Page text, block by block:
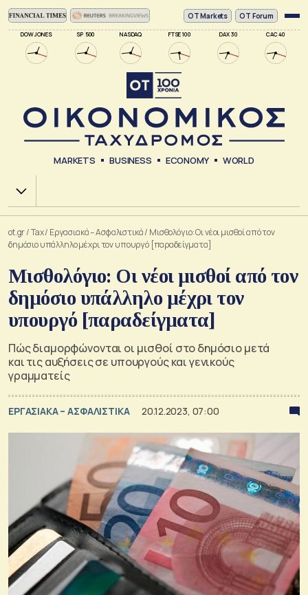
DOW JONES SP 500 NASDAQ FTSE 100 DAX 30 CAC 40
ΟΤ Markets OT Forum
MARKETS BUSINESS ECONOMY WORLD
Χ.Α.
ot.gr/Tax/ Εργασιακά – Ασφαλιστικά/ Μισθολόγιο: Οι νέοι μισθοί από τον
δημόσιο υπάλληλο μέχρι τον υπουργό [παραδείγματα]
Μισθολόγιο: Οι νέοι μισθοί από τον
δημόσιο υπάλληλο μέχρι τον
υπουργό [παραδείγματα]
Πώς διαμορφώνονται οι μισθοί στο δημόσιο μετά
και τις αυξήσεις σε υπουργούς και γενικούς
γραμματείς
ΕΡΓΑΣΙΑΚΑ – ΑΣΦΑΛΙΣΤΙΚΑ 20.12.2023, 07:00